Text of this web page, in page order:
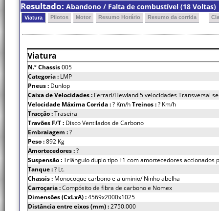
Resultado: Abandono / Falta de combustível (18 Voltas)
Viatura Pilotos Motor Resumo Horário Resumo da corrida
Viatura
N.º Chassis005
Categoria : LMP
Pneus : Dunlop
Caixa de Velocidades : Ferrari/Hewland 5 velocidades Transversal
Velocidade Máxima Corrida :? Km/hTreinos :? Km/h
Tracção :Traseira
Travões F/T : Disco Ventilados de Carbono
Embraiagem :?
Peso :892 Kg
Amortecedores :?
Suspensão :Triângulo duplo tipo F1 com amortecedores accionados
Tanque :? Lt.
Chassis : Monocoque carbono e aluminio/ Ninho abelha
Carroçaria :Compósito de fibra de carbono e Nomex
Dimensões (CxLxA) :4569x2000x1025
Distância entre eixos (mm) :2750.000